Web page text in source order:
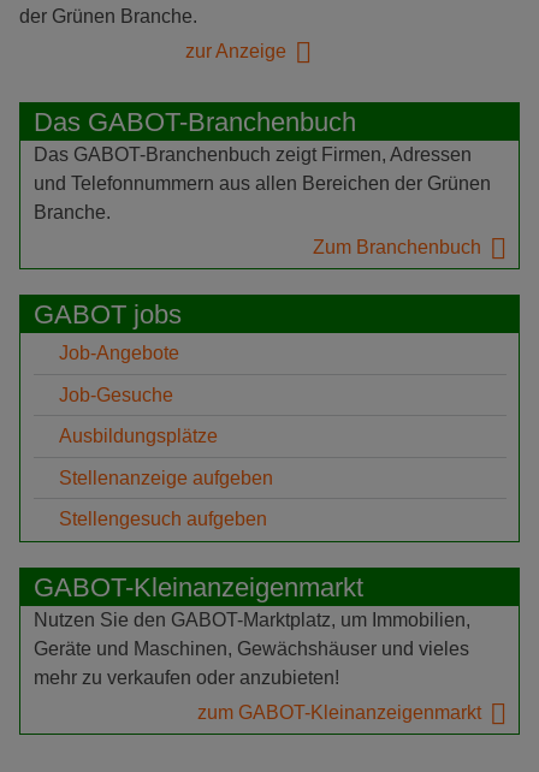
der Grünen Branche.
zur Anzeige
Das GABOT-Branchenbuch
Das GABOT-Branchenbuch zeigt Firmen, Adressen
und Telefonnummern aus allen Bereichen der Grünen
Branche.
Zum Branchenbuch
GABOT jobs
Job-Angebote
Job-Gesuche
Ausbildungsplätze
Stellenanzeige aufgeben
Stellengesuch aufgeben
GABOT-Kleinanzeigenmarkt
Nutzen Sie den GABOT-Marktplatz, um Immobilien,
Geräte und Maschinen, Gewächshäuser und vieles
mehr zu verkaufen oder anzubieten!
zum GABOT-Kleinanzeigenmarkt